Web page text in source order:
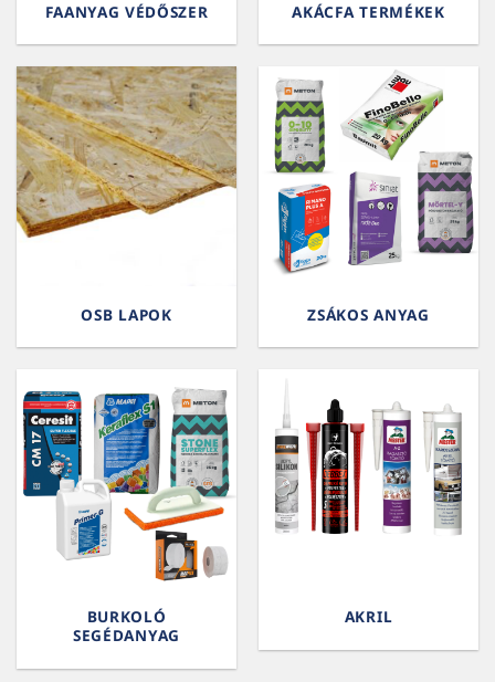
FAANYAG VÉDŐSZER AKÁCFA TERMÉKEK
OSB LAPOK ZSÁKOS ANYAG
BURKOLÓ
SEGÉDANYAG
AKRIL